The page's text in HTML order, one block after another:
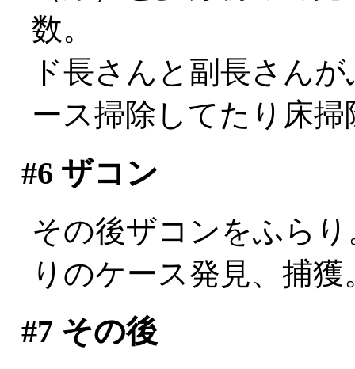
数。
ド長さんと副長さん
ース掃除してたり床
#6 ザコン
その後ザコンをふら
りのケース発見、捕獲
#7 その後